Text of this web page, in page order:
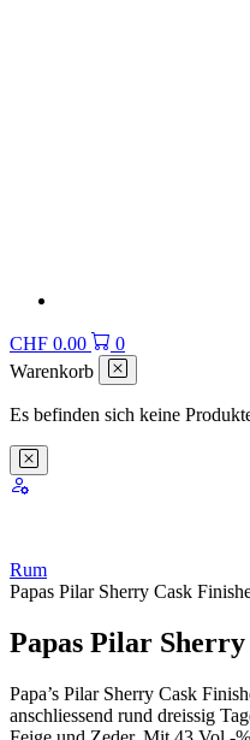
CHF 0.00
0
Warenkorb
Es befinden sich keine
Rum
Papas Pilar Sherry Cask
Papas Pilar
Papa’s Pilar Sherry Cask
anschliessend rund dreissig